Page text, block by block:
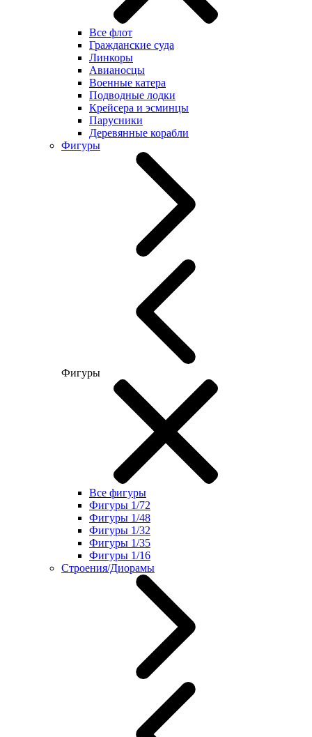
Все флот
Гражданские суда
Линкоры
Авианосцы
Военные катера
Подводные лодки
Крейсера и эсминцы
Парусники
Деревянные корабли
Фигуры
Фигуры
Все фигуры
Фигуры 1/72
Фигуры 1/48
Фигуры 1/32
Фигуры 1/35
Фигуры 1/16
Строения/Диорамы